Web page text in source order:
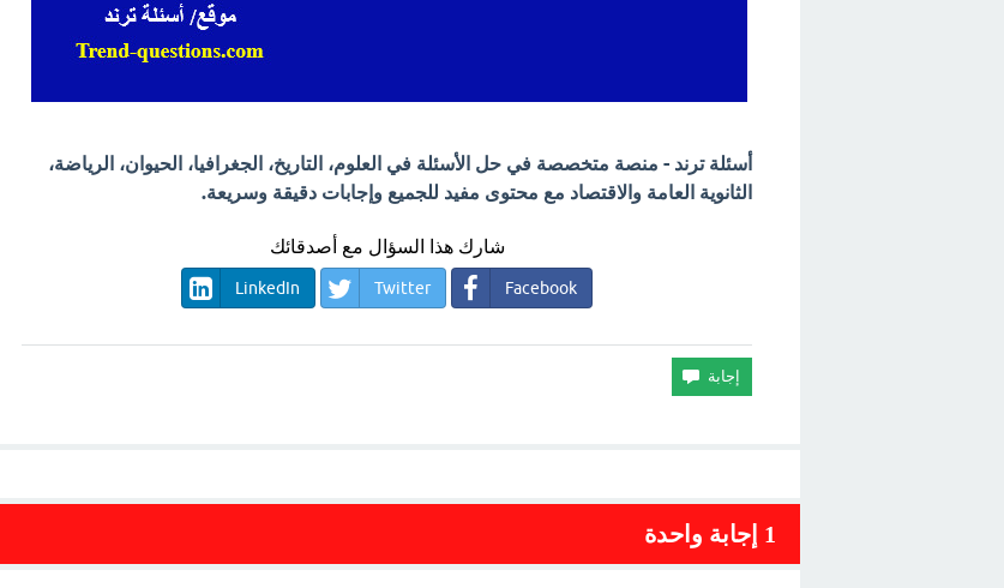
أسئلة ترند - منصة متخصصة في حل الأسئلة في العلوم، التاريخ، الجغرافيا، الحيوان، الرياضة،
الثانوية العامة والاقتصاد مع محتوى مفيد للجميع وإجابات دقيقة وسريعة.
شارك هذا السؤال مع أصدقائك
Facebook
Twitter
LinkedIn
1 إجابة واحدة